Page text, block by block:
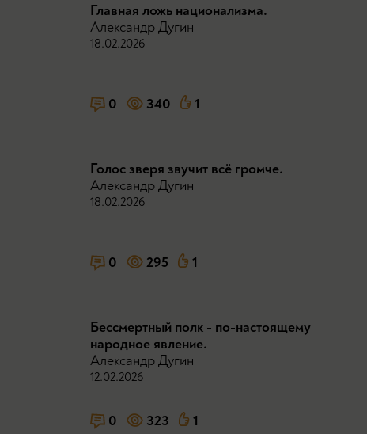
Главная ложь национализма.
Александр Дугин
18.02.2026
0 340 1
Голос зверя звучит всё громче.
Александр Дугин
18.02.2026
0 295 1
Бессмертный полк - по-настоящему
народное явление.
Александр Дугин
12.02.2026
0 323 1